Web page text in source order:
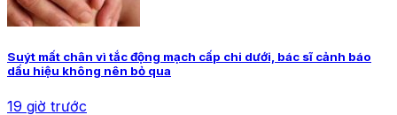
Suýt mất chân vì tắc động mạch cấp chi dưới, bác sĩ cảnh báo
dấu hiệu không nên bỏ qua
19 giờ trước